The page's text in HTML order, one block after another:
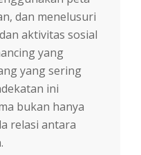
dan menelusuri
aktivitas sosial
yang
yang sering
ini
bukan hanya
relasi antara